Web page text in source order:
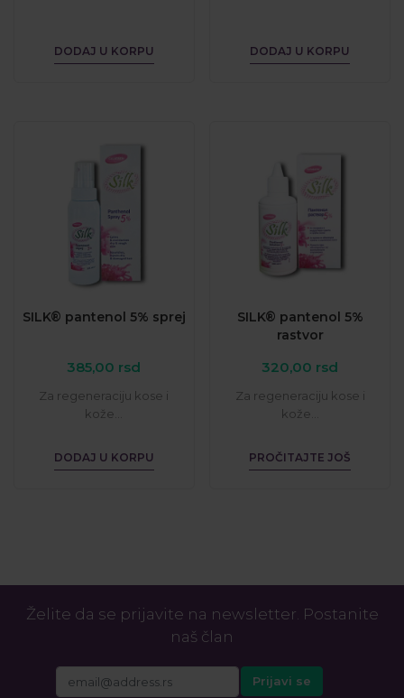
DODAJ U KORPU DODAJ U KORPU
SILK® pantenol 5% sprej
385,00 rsd
Za regeneraciju kose i
kože...
DODAJ U KORPU
SILK® pantenol 5%
rastvor
320,00 rsd
Za regeneraciju kose i
kože...
PROČITAJTE JOŠ
Želite da se prijavite na newsletter. Postanite
naš član